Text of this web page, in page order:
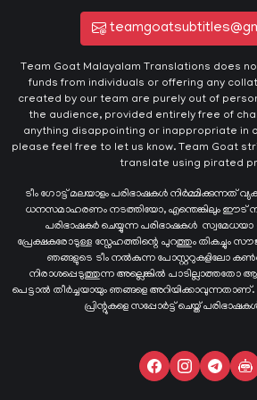
Team Goat Malayalam Translations does
funds from individuals or offering any
created by our team are purely out of
the audience, provided entirely free of
anything disappointing or inappropriate in
please feel free to let us know. Team Goat
translate using pirated
ടീം ഗോട്ട് മലയാളം പരിഭാഷകൾ നിർമ്മിക്കുന്നത്
ധനസമാഹരണം നടത്തിയോ, എന്തെങ്കിലും ഈട്
പരിഭാഷകർ ചെയ്യുന്ന പരിഭാഷകള്‍ സ്വമേധയാ
പ്രേക്ഷകരോടുള്ള സ്നേഹത്തിന്റെ പുറത്തും തികച്ചും
ഞങ്ങളുടെ ടീം നൽകുന്ന പോസ്റ്ററുകളിലോ
നിരാശപ്പെടുത്തുന്ന അല്ലെങ്കിൽ പാടില്ലാത്തതോ
പെട്ടാൽ തീർച്ചയായും ഞങ്ങളെ അറിയിക്കാവുന്നതാണ്.
പ്രിന്റുകളെ സപ്പോർട്ട് ചെയ്ത്